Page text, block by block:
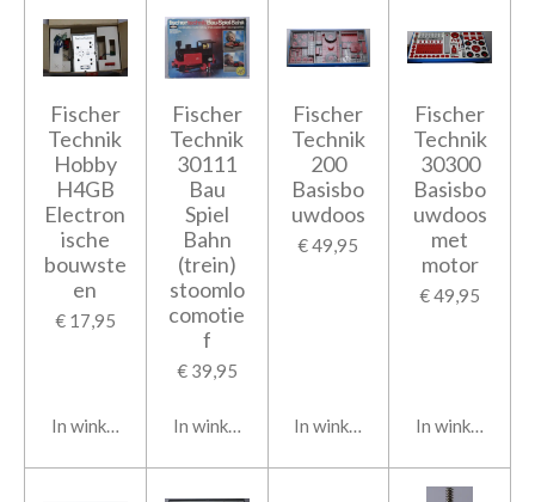
Fischer
Technik
Hobby
H4GB
Electron
ische
bouwste
en
€ 17,95
In winkelwagen
Fischer
Technik
30111
Bau
Spiel
Bahn
(trein)
stoomlo
comotie
f
€ 39,95
In winkelwagen
Fischer
Technik
200
Basisbo
uwdoos
€ 49,95
In winkelwagen
Fischer
Technik
30300
Basisbo
uwdoos
met
motor
€ 49,95
In